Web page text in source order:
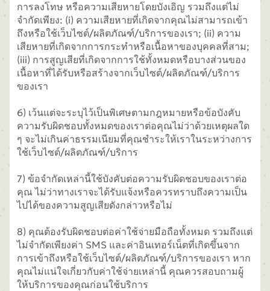
การลงโทษ หรือความเสียหายโดยบังเอิญ รวมถึงแต่ไม่
จำกัดเพียง: (i) ความเสียหายที่เกิดจากคุณไม่สามารถเข้า
ถึงหรือใช้เว็บไซต์/ผลิตภัณฑ์/บริการของเรา; (ii) ความ
เสียหายที่เกิดจากการกระทำหรือเนื้อหาของบุคคลที่สาม;
(iii) การสูญเสียที่เกิดจากการใช้ทั้งหมดหรือบางส่วนของ
เนื้อหาที่ได้รับหรือสร้างจากเว็บไซต์/ผลิตภัณฑ์/บริการ
ของเรา
6) เว้นแต่จะระบุไว้เป็นพิเศษตามกฎหมายหรือข้อบังคับ
ความรับผิดชอบทั้งหมดของเราต่อคุณไม่ว่าด้วยเหตุผลใด
ๆ จะไม่เกินค่าธรรมเนียมที่คุณชำระให้เราในระหว่างการ
ใช้เว็บไซต์/ผลิตภัณฑ์/บริการ
7) ข้อจำกัดเหล่านี้ใช้บังคับต่อความรับผิดชอบของเราต่อ
คุณ ไม่ว่าทางเราจะได้รับแจ้งหรือควรทราบถึงความเป็น
ไปได้ของความสูญเสียดังกล่าวหรือไม่
8) คุณต้องรับผิดชอบต่อค่าใช้จ่ายมือถือทั้งหมด รวมถึงแต่
ไม่จำกัดเพียงค่า SMS และค่าอินเทอร์เน็ตที่เกิดขึ้นจาก
การเข้าถึงหรือใช้เว็บไซต์/ผลิตภัณฑ์/บริการของเรา หาก
คุณไม่แน่ใจเกี่ยวกับค่าใช้จ่ายเหล่านี้ คุณควรสอบถามผู้
ให้บริการของคุณก่อนใช้บริการ